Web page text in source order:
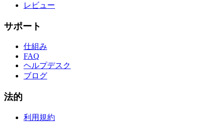
レビュー
サポート
仕組み
FAQ
ヘルプデスク
ブログ
法的
利用規約